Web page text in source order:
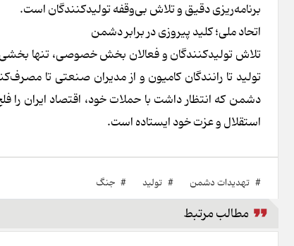
برنامه‌ریزی دقیق و تلاش بی‌وقفه تولیدکنندگان است.
اتحاد ملی؛ کلید پیروزی در برابر دشمن
تلاش تولیدکنندگان و فعالان بخش خصوصی، تنها بخشی
تولید تا رانندگان کامیون و از مدیران صنعتی تا
دشمن که انتظار داشت با حملات خود، اقتصاد ایران را
استقلال و عزت خود ایستاده است.
# تهدیدات دشمن # تولید # جنگ
مطالب مرتبط